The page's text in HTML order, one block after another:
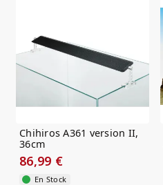
Chihiros A361 version II,
36cm
86,99 €
En Stock